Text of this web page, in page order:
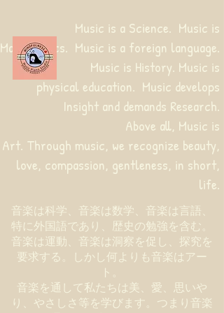
音楽は科学、音楽は数学、音楽は言語、
特に外国語であり、歴史の勉強を含む。
音楽は運動、音楽は洞察を促し、探究を
要求する。しかし何よりも音楽はアー
ト。
音楽を通して私たちは美、愛、思いや
り、やさしさ等を学びます。つまり音楽
Music is a Science. Music is
Mathematics. Music is a foreign language.
Music is History. Music is
physical education. Music develops
Insight and demands Research.
Above all, Music is
Art. Through music, we recognize beauty,
love, compassion, gentleness, in short,
life.